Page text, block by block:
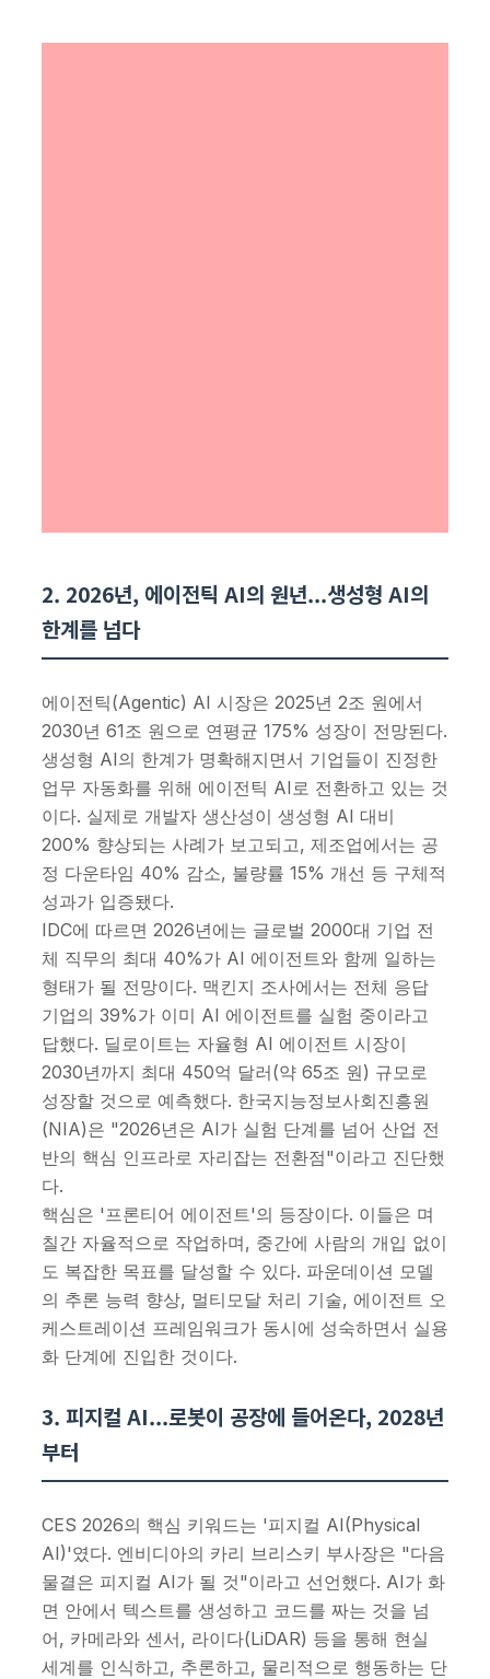
2. 2026년, 에이전틱 AI의 원년...생성형 AI의
한계를 넘다
에이전틱(Agentic) AI 시장은 2025년 2조 원에서
2030년 61조 원으로 연평균 175% 성장이 전망된다.
생성형 AI의 한계가 명확해지면서 기업들이 진정한
업무 자동화를 위해 에이전틱 AI로 전환하고 있는 것
이다. 실제로 개발자 생산성이 생성형 AI 대비
200% 향상되는 사례가 보고되고, 제조업에서는 공
정 다운타임 40% 감소, 불량률 15% 개선 등 구체적
성과가 입증됐다.
IDC에 따르면 2026년에는 글로벌 2000대 기업 전
체 직무의 최대 40%가 AI 에이전트와 함께 일하는
형태가 될 전망이다. 맥킨지 조사에서는 전체 응답
기업의 39%가 이미 AI 에이전트를 실험 중이라고
답했다. 딜로이트는 자율형 AI 에이전트 시장이
2030년까지 최대 450억 달러(약 65조 원) 규모로
성장할 것으로 예측했다. 한국지능정보사회진흥원
(NIA)은 "2026년은 AI가 실험 단계를 넘어 산업 전
반의 핵심 인프라로 자리잡는 전환점"이라고 진단했
다.
핵심은 '프론티어 에이전트'의 등장이다. 이들은 며
칠간 자율적으로 작업하며, 중간에 사람의 개입 없이
도 복잡한 목표를 달성할 수 있다. 파운데이션 모델
의 추론 능력 향상, 멀티모달 처리 기술, 에이전트 오
케스트레이션 프레임워크가 동시에 성숙하면서 실용
화 단계에 진입한 것이다.
3. 피지컬 AI...로봇이 공장에 들어온다, 2028년
부터
CES 2026의 핵심 키워드는 '피지컬 AI(Physical
AI)'였다. 엔비디아의 카리 브리스키 부사장은 "다음
물결은 피지컬 AI가 될 것"이라고 선언했다. AI가 화
면 안에서 텍스트를 생성하고 코드를 짜는 것을 넘
어, 카메라와 센서, 라이다(LiDAR) 등을 통해 현실
세계를 인식하고, 추론하고, 물리적으로 행동하는 단